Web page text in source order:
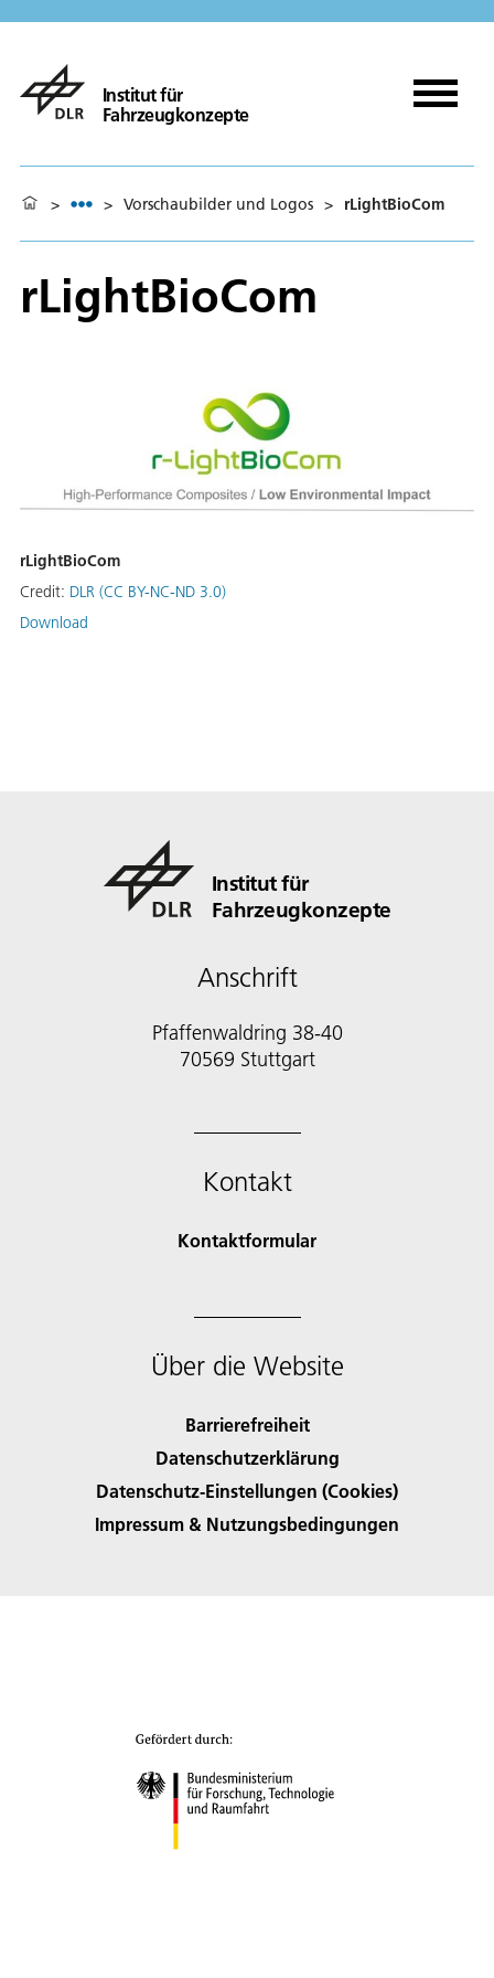
Institut für
Fahrzeugkonzepte
> > Vorschaubilder und Logos > rLightBioCom
rLightBioCom
rLightBioCom
Credit: DLR (CC BY-NC-ND 3.0)
Download
Institut für
Fahrzeugkonzepte
Anschrift
Pfaffenwaldring 38-40
70569 Stuttgart
Kontakt
Kontaktformular
Über die Website
Barrierefreiheit
Datenschutzerklärung
Datenschutz-Einstellungen (Cookies)
Impressum & Nutzungsbedingungen